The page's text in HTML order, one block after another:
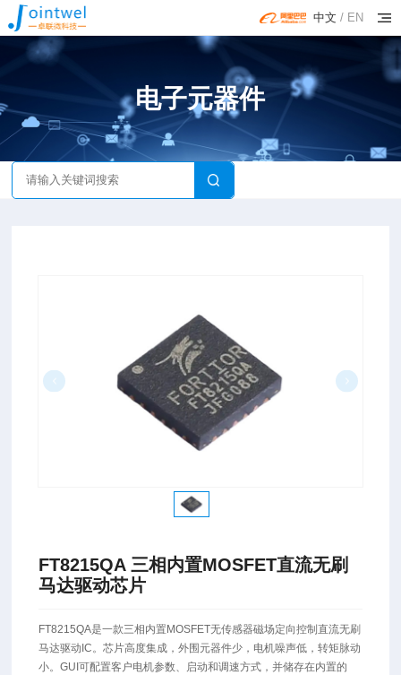
中文 / EN
电子元器件
FT8215QA 三相内置MOSFET直流无刷
马达驱动芯片
FT8215QA是一款三相内置MOSFET无传感器磁场定向控制直流无刷
马达驱动IC。芯片高度集成，外围元器件少，电机噪声低，转矩脉动
小。GUI可配置客户电机参数、启动和调速方式，并储存在内置的